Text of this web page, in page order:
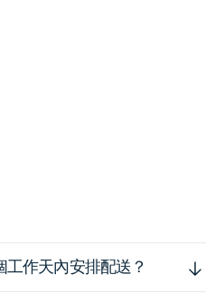
作天內安排配送？